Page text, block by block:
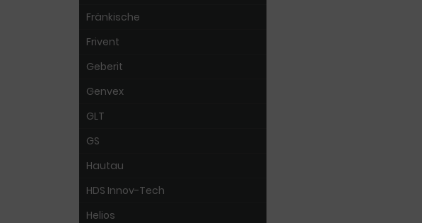
Fränkische
Frivent
Geberit
Genvex
GLT
GS
Hautau
HDS Innov-Tech
Helios